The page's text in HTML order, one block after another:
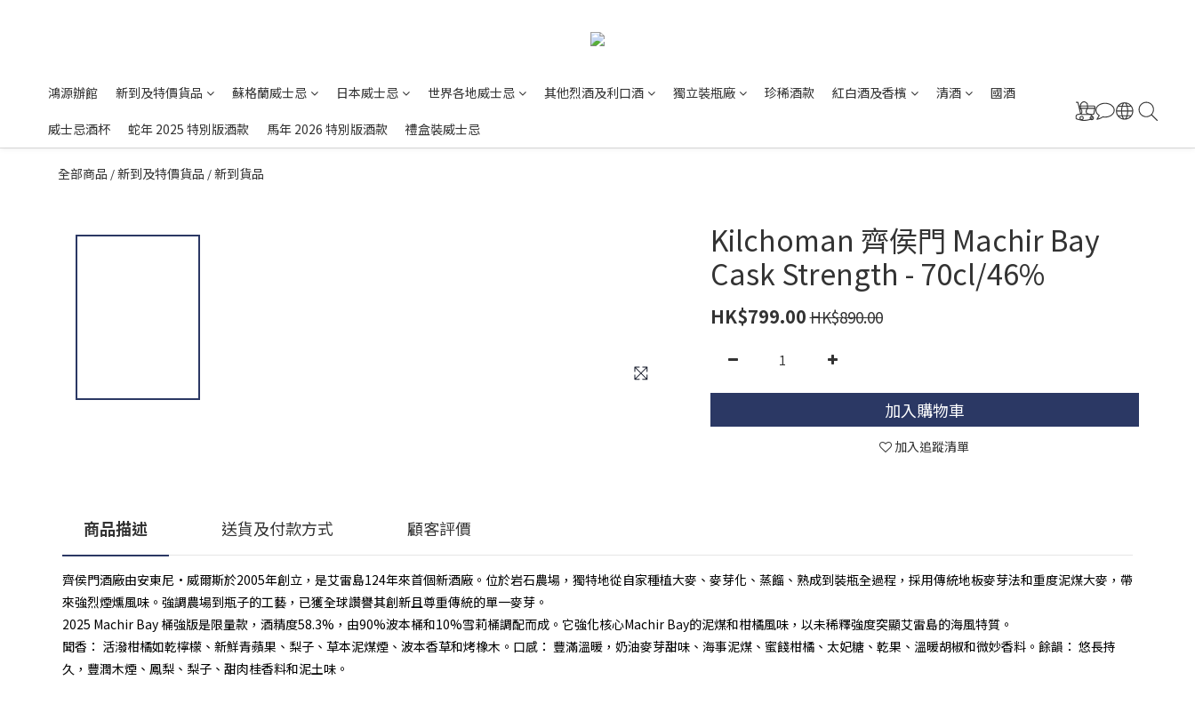
鴻源辦館 新到及特價貨品 蘇格蘭威士忌 日本威士忌 世界各地威士忌 其他烈酒及利口酒 獨立裝瓶廠 珍稀酒款 紅白酒及香檳 清酒 國酒
威士忌酒杯 蛇年 2025 特別版酒款 馬年 2026 特別版酒款 禮盒裝威士忌
全部商品 /新到及特價貨品 /新到貨品
Kilchoman 齊侯門 Machir Bay
Cask Strength - 70cl/46%
HK$799.00HK$890.00
加入購物車
加入追蹤清單
商品描述 送貨及付款方式 顧客評價
齊侯門酒廠由安東尼·威爾斯於2005年創立，是艾雷島124年來首個新酒廠。位於岩石農場，獨特地從自家種植大麥、麥芽化、蒸餾、熟成到裝瓶全過程，採用傳統地板麥芽法和重度泥煤大麥，帶
來強烈煙燻風味。強調農場到瓶子的工藝，已獲全球讚譽其創新且尊重傳統的單一麥芽。
2025 Machir Bay 桶強版是限量款，酒精度58.3%，由90%波本桶和10%雪莉桶調配而成。它強化核心Machir Bay的泥煤和柑橘風味，以未稀釋強度突顯艾雷島的海風特質。
聞香： 活潑柑橘如乾檸檬、新鮮青蘋果、梨子、草本泥煤煙、波本香草和烤橡木。口感： 豐滿溫暖，奶油麥芽甜味、海事泥煤、蜜餞柑橘、太妃糖、乾果、溫暖胡椒和微妙香料。餘韻： 悠長持
久，豐潤木煙、鳳梨、梨子、甜肉桂香料和泥土味。